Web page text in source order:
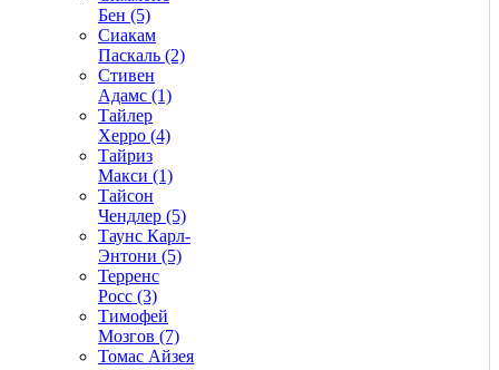
Бен (5)
Сиакам
Паскаль (2)
Стивен
Адамс (1)
Тайлер
Херро (4)
Тайриз
Макси (1)
Тайсон
Чендлер (5)
Таунс Карл-
Энтони (5)
Терренс
Росс (3)
Тимофей
Мозгов (7)
Томас Айзея